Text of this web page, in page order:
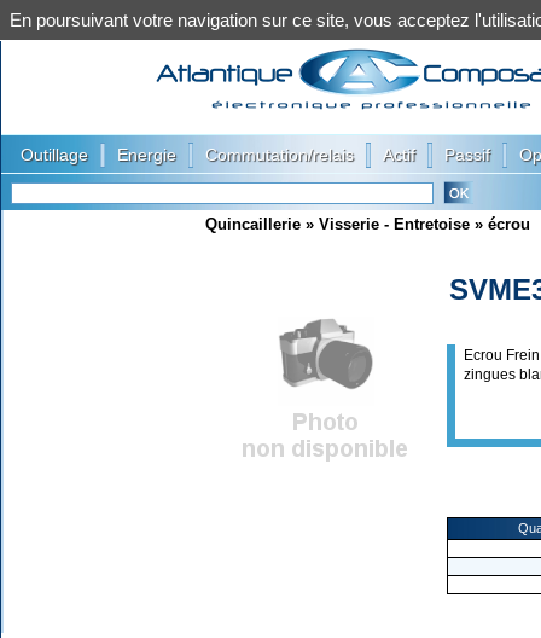
Outillage Energie Commutation/relais Actif Passif
Quincaillerie » Visserie - Entretoise » écrou
Ecrou
zingues
En poursuivant votre navigation sur ce site, vous acceptez